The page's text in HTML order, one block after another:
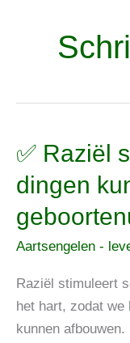
✅ Raziël
dingen
Aartsengelen -
Raziël stimuleert
het hart, zodat
kunnen
✅
stimuleert
schrijftalent,
van
leuke
dingen
kunnen